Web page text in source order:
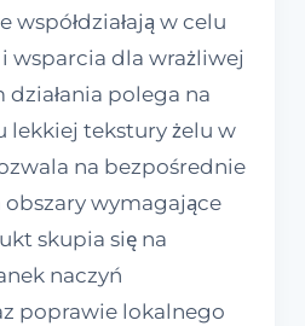
współdziałają w celu
wsparcia dla wrażliwej
działania polega na
lekkiej tekstury żelu w
na bezpośrednie
obszary wymagające
skupia się na
naczyń
poprawie lokalnego